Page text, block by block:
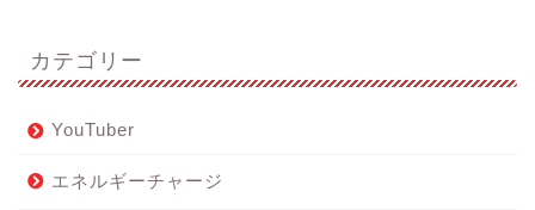
カテゴリー
YouTuber
エネルギーチャージ